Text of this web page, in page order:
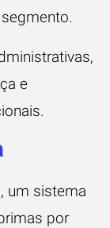
e
um sistema
por